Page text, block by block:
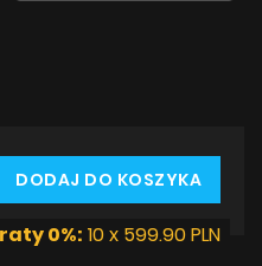
DODAJ DO KOSZYKA
0%: 10 x 599.90 PLN